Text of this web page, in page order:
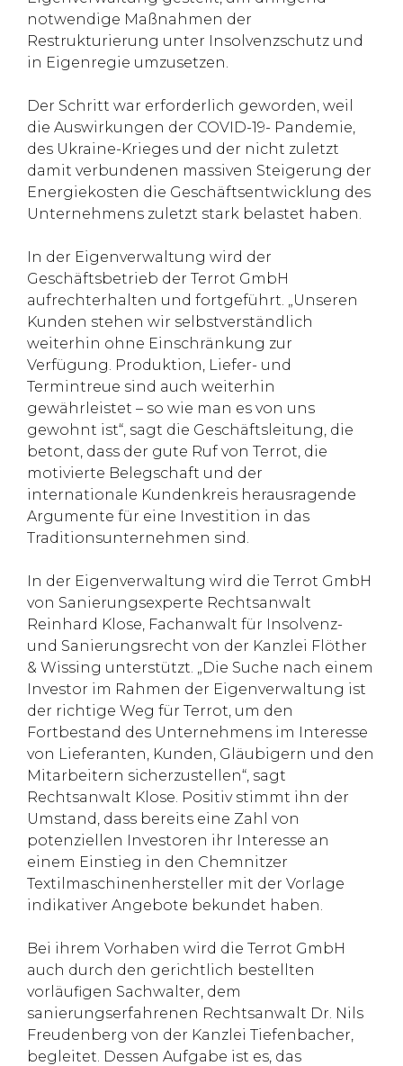
notwendige Maßnahmen der
Restrukturierung unter Insolvenzschutz und
in Eigenregie umzusetzen.
Der Schritt war erforderlich geworden, weil
die Auswirkungen der COVID-19- Pandemie,
des Ukraine-Krieges und der nicht zuletzt
damit verbundenen massiven Steigerung der
Energiekosten die Geschäftsentwicklung des
Unternehmens zuletzt stark belastet haben.
In der Eigenverwaltung wird der
Geschäftsbetrieb der Terrot GmbH
aufrechterhalten und fortgeführt. „Unseren
Kunden stehen wir selbstverständlich
weiterhin ohne Einschränkung zur
Verfügung. Produktion, Liefer- und
Termintreue sind auch weiterhin
gewährleistet – so wie man es von uns
gewohnt ist“, sagt die Geschäftsleitung, die
betont, dass der gute Ruf von Terrot, die
motivierte Belegschaft und der
internationale Kundenkreis herausragende
Argumente für eine Investition in das
Traditionsunternehmen sind.
In der Eigenverwaltung wird die Terrot GmbH
von Sanierungsexperte Rechtsanwalt
Reinhard Klose, Fachanwalt für Insolvenz-
und Sanierungsrecht von der Kanzlei Flöther
& Wissing unterstützt. „Die Suche nach einem
Investor im Rahmen der Eigenverwaltung ist
der richtige Weg für Terrot, um den
Fortbestand des Unternehmens im Interesse
von Lieferanten, Kunden, Gläubigern und den
Mitarbeitern sicherzustellen“, sagt
Rechtsanwalt Klose. Positiv stimmt ihn der
Umstand, dass bereits eine Zahl von
potenziellen Investoren ihr Interesse an
einem Einstieg in den Chemnitzer
Textilmaschinenhersteller mit der Vorlage
indikativer Angebote bekundet haben.
Bei ihrem Vorhaben wird die Terrot GmbH
auch durch den gerichtlich bestellten
vorläufigen Sachwalter, dem
sanierungserfahrenen Rechtsanwalt Dr. Nils
Freudenberg von der Kanzlei Tiefenbacher,
begleitet. Dessen Aufgabe ist es, das